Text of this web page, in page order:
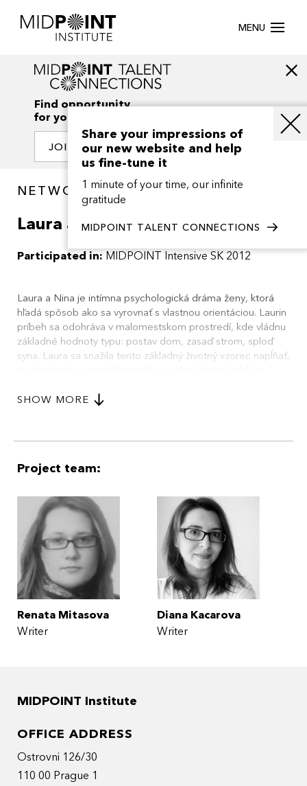
MENU
Find opportunity
for your creativity
JOIN OUR NETWORK
NETWORK / PROJECTS
Laura a Nina
Participated in: MIDPOINT Intensive SK 2012
Laura a Nina je intímna psychologická dráma ženy, ktorá
hľadá spôsob ako sa vyrovnať s vlastnou orientáciou. Laurin
príbeh sa odohráva v malomestskom prostredí, kde vládnu
základné hodnoty typu: postav dom, zasaď strom, sploď
syna. Laura sa snažila tento základný životný vzorec napĺňať,
modifikácie tohto základného cyklu. (zkráceno)
SHOW MORE
Project team:
Renata Mitasova
Writer
Diana Kacarova
Writer
Share your impressions of
our new website and help
us fine-tune it
1 minute of your time, our infinite
gratitude
MIDPOINT TALENT CONNECTIONS
MIDPOINT Institute
OFFICE ADDRESS
Ostrovni 126/30
110 00 Prague 1